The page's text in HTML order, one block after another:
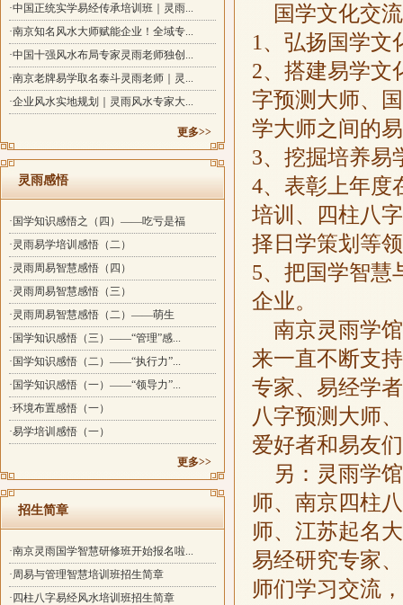
·中国正统实学易经传承培训班｜灵雨...
·南京知名风水大师赋能企业！全域专...
·中国十强风水布局专家灵雨老师独创...
·南京老牌易学取名泰斗灵雨老师｜灵...
·企业风水实地规划｜灵雨风水专家大...
更多>>
灵雨感悟
·国学知识感悟之（四）——吃亏是福
·灵雨易学培训感悟（二）
·灵雨周易智慧感悟（四）
·灵雨周易智慧感悟（三）
·灵雨周易智慧感悟（二）——萌生
·国学知识感悟（三）——“管理”感...
·国学知识感悟（二）——“执行力”...
·国学知识感悟（一）——“领导力”...
·环境布置感悟（一）
·易学培训感悟（一）
更多>>
招生简章
·南京灵雨国学智慧研修班开始报名啦...
·周易与管理智慧培训班招生简章
·四柱八字易经风水培训班招生简章
国学文化交
1、弘扬国学文
2、搭建易学文
字预测大师、
学大师之间的
3、挖掘培养易
4、表彰上年度
培训、四柱八
择日学策划等
5、把国学智慧
企业。
南京灵雨学馆
来一直不断支
专家、易经学
八字预测大师
爱好者和易友
另：灵雨学馆
师、南京四柱
师、江苏起名
易经研究专家
师们学习交流